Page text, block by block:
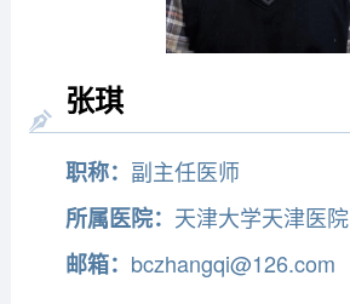
张琪
职称： 副主任医师
所属医院： 天津大学天津医院
邮箱： bczhangqi@126.com